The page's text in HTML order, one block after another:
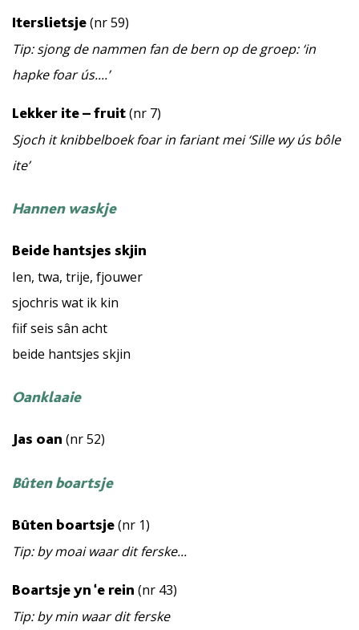
Iterslietsje (nr 59)
Tip: sjong de nammen fan de bern op de groep: ‘in
hapke foar ús....’
Lekker ite – fruit (nr 7)
Sjoch it knibbelboek foar in fariant mei ‘Sille wy ús bôle
ite’
Hannen waskje
Beide hantsjes skjin
Ien, twa, trije, fjouwer
sjochris wat ik kin
fiif seis sân acht
beide hantsjes skjin
Oanklaaie
Jas oan (nr 52)
Bûten boartsje
Bûten boartsje (nr 1)
Tip: by moai waar dit ferske...
Boartsje yn ‘e rein (nr 43)
Tip: by min waar dit ferske